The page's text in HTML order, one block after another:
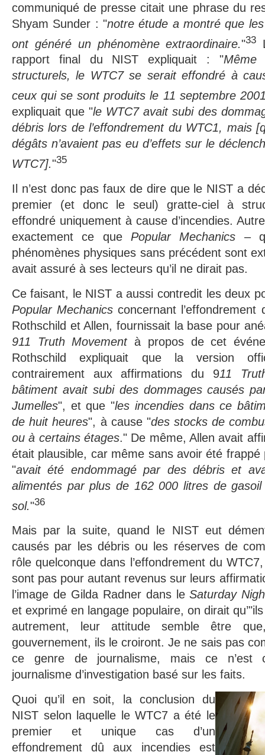
communiqué de presse citait une phrase du
Shyam Sunder : "notre étude a montré que
ont généré un phénomène extraordinaire."33
rapport final du NIST expliquait : "Même
structurels, le WTC7 se serait effondré à
ceux qui se sont produits le 11 septembre
expliquait que "le WTC7 avait subi des
débris lors de l’effondrement du WTC1, mais
dégâts n’avaient pas eu d’effets sur le
WTC7]."35
Il n’est donc pas faux de dire que le NIST a
premier (et donc le seul) gratte-ciel à
effondré uniquement à cause d’incendies.
exactement ce que Popular Mechanics –
phénomènes physiques sans précédent sont
avait assuré à ses lecteurs qu’il ne dirait pas.
Ce faisant, le NIST a aussi contredit les deux
Popular Mechanics concernant l’effondrement
Rothschild et Allen, fournissait la base pour
911 Truth Movementà propos de cet
Rothschild expliquait que la version
contrairement aux affirmations du 911
bâtiment avait subi des dommages causés
Jumelles", et que "les incendies dans ce
de huit heures", à cause "des stocks de
ou à certains étages." De même, Allen avait
était plausible, car même sans avoir été
"avait été endommagé par des débris et
alimentés par plus de 162 000 litres de
sol. "36
Mais par la suite, quand le NIST eut
causés par les débris ou les réserves de
rôle quelconque dans l’effondrement du
sont pas pour autant revenus sur leurs
l’image de Gilda Radner dans leSaturday
et exprimé en langage populaire, on dirait
autrement, leur attitude semble être
gouvernement, ils le croiront. Je ne sais pas
ce genre de journalisme, mais ce n’est
journalisme d’investigation basé sur les faits.
Quoi qu’il en soit, la conclusion du
NIST selon laquelle le WTC7 a été le
premier et unique cas d’un
effondrement dû aux incendies est